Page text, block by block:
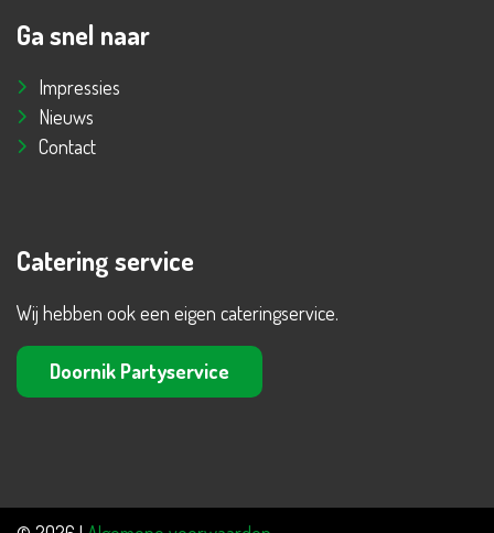
Ga snel naar
Impressies
Nieuws
Contact
Catering service
Wij hebben ook een eigen cateringservice.
Doornik Partyservice